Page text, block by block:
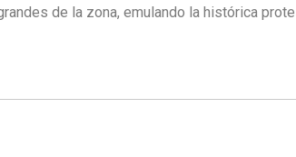
de la zona, emulando la histórica